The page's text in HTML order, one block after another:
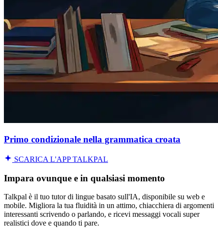
Primo condizionale nella grammatica croata
SCARICA L'APP TALKPAL
Impara ovunque e in qualsiasi momento
Talkpal è il tuo tutor di lingue basato sull'IA, disponibile su web e
mobile. Migliora la tua fluidità in un attimo, chiacchiera di argomenti
interessanti scrivendo o parlando, e ricevi messaggi vocali super
realistici dove e quando ti pare.